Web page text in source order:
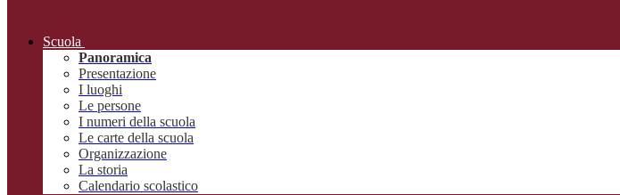
Scuola
Panoramica
Presentazione
I luoghi
Le persone
I numeri della scuola
Le carte della scuola
Organizzazione
La storia
Calendario scolastico